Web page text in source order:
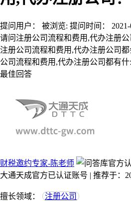
提问用户： 被浏览: 提问时间：
请问注册公司流程和费用,代办注册
注册公司流程和费用,代办注册公司
公司流程和费用,代办注册公司都有什
最佳回答
财税邀约专家-陈老师
大通天成官方已认证账号 | 推荐于：
擅长领域： 注册公司